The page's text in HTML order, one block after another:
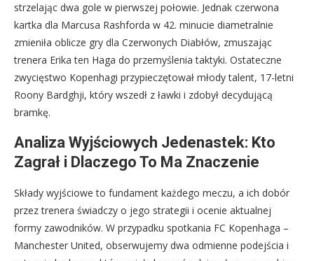
strzelając dwa gole w pierwszej połowie. Jednak czerwona
kartka dla Marcusa Rashforda w 42. minucie diametralnie
zmieniła oblicze gry dla Czerwonych Diabłów, zmuszając
trenera Erika ten Haga do przemyślenia taktyki. Ostateczne
zwycięstwo Kopenhagi przypieczętował młody talent, 17-letni
Roony Bardghji, który wszedł z ławki i zdobył decydującą
bramkę.
Analiza Wyjściowych Jedenastek: Kto
Zagrał i Dlaczego To Ma Znaczenie
Składy wyjściowe to fundament każdego meczu, a ich dobór
przez trenera świadczy o jego strategii i ocenie aktualnej
formy zawodników. W przypadku spotkania FC Kopenhaga –
Manchester United, obserwujemy dwa odmienne podejścia i